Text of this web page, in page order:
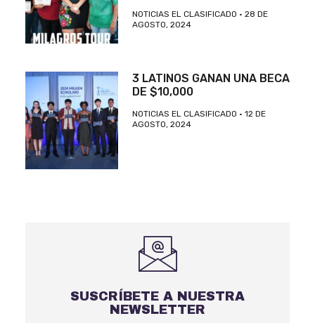
NOTICIAS EL CLASIFICADO
28 DE
AGOSTO, 2024
3 LATINOS GANAN UNA BECA
DE $10,000
NOTICIAS EL CLASIFICADO
12 DE
AGOSTO, 2024
SUSCRÍBETE A NUESTRA
NEWSLETTER